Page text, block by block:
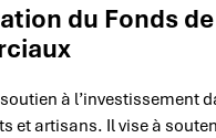
du Fonds
à l’investissement
et artisans. Il vise à